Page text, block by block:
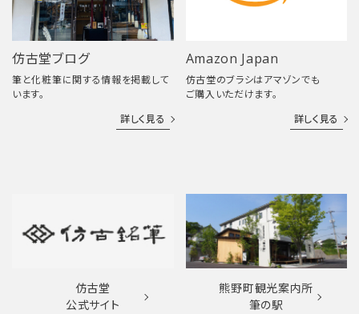
仿古堂ブログ
筆と化粧筆に関する情報を掲載して
います。
詳しく見る
Amazon Japan
仿古堂のブラシはアマゾンでも
ご購入いただけます。
詳しく見る
仿古堂
公式サイト
熊野町観光案内所
筆の駅